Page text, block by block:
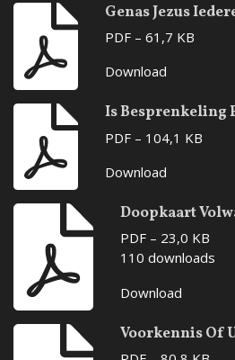
Genas Jezus
PDF – 61,7 KB
Download
Is Besprenkeling
PDF – 104,1 KB
Download
Doopkaart
PDF – 23,0 KB
110 downloads
Download
Voorkennis Of